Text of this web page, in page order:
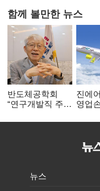
함께 볼만한 뉴스
반도체공학회
“연구개발직 주
개선해야”
진에
영업
상승
뉴스